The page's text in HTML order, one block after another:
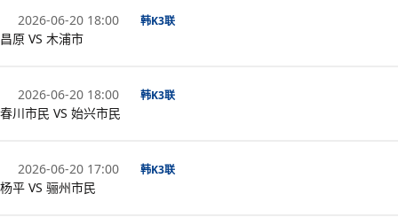
2026-06-20 18:00 韩K3联
昌原 VS 木浦市
2026-06-20 18:00 韩K3联
春川市民 VS 始兴市民
2026-06-20 17:00 韩K3联
杨平 VS 骊州市民